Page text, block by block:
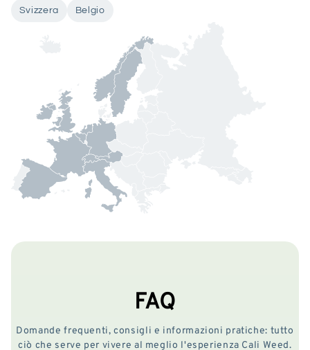
Svizzera Belgio
FAQ
Domande frequenti, consigli e informazioni pratiche: tutto
ciò che serve per vivere al meglio l'esperienza Cali Weed.